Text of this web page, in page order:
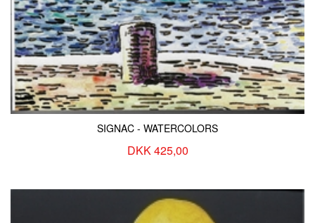
SIGNAC - WATERCOLORS
DKK 425,00